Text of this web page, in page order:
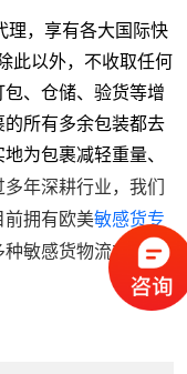
理，享有各大国际快
此以外，不收取任何
、仓储、验货等增
所有多余包装都去
为包裹减轻重量、
年深耕行业，我们
拥有欧美敏感货专
种敏感货物流方案。